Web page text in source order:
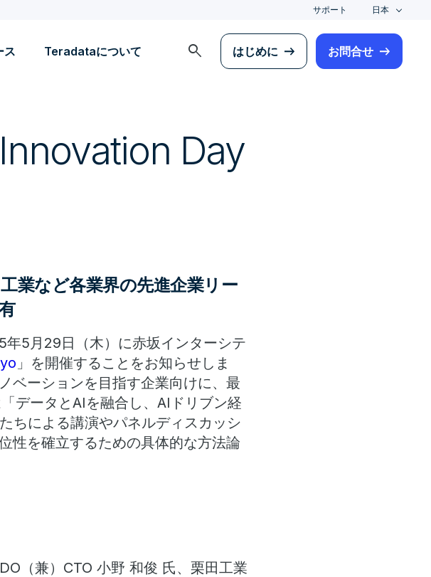
サポート 日本
ス Teradataについて search はじめに お問合せ
Day
業など各業界の先進企業リー
5月29日（木）に赤坂インターシテ
」を開催することをお知らせしま
ベーションを目指す企業向けに、最
データとAIを融合し、AIドリブン経
ちによる講演やパネルディスカッシ
性を確立するための具体的な方法論
（兼）CTO 小野 和俊 氏、栗田工業